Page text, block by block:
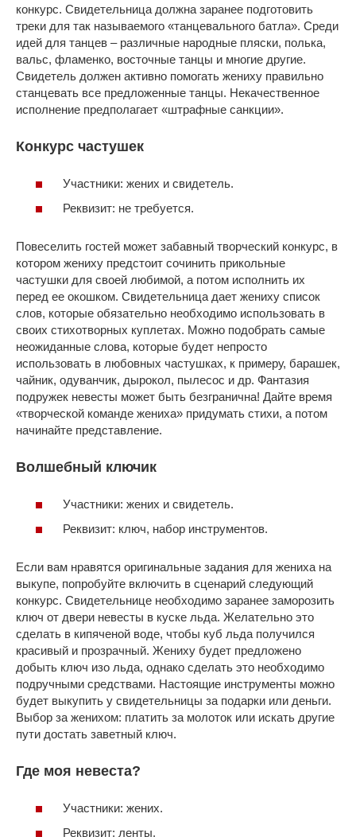
конкурс. Свидетельница должна заранее подготовить
треки для так называемого «танцевального батла». Среди
идей для танцев – различные народные пляски, полька,
вальс, фламенко, восточные танцы и многие другие.
Свидетель должен активно помогать жениху правильно
станцевать все предложенные танцы. Некачественное
исполнение предполагает «штрафные санкции».
Конкурс частушек
Участники: жених и свидетель.
Реквизит: не требуется.
Повеселить гостей может забавный творческий конкурс, в
котором жениху предстоит сочинить прикольные
частушки для своей любимой, а потом исполнить их
перед ее окошком. Свидетельница дает жениху список
слов, которые обязательно необходимо использовать в
своих стихотворных куплетах. Можно подобрать самые
неожиданные слова, которые будет непросто
использовать в любовных частушках, к примеру, барашек,
чайник, одуванчик, дырокол, пылесос и др. Фантазия
подружек невесты может быть безгранична! Дайте время
«творческой команде жениха» придумать стихи, а потом
начинайте представление.
Волшебный ключик
Участники: жених и свидетель.
Реквизит: ключ, набор инструментов.
Если вам нравятся оригинальные задания для жениха на
выкупе, попробуйте включить в сценарий следующий
конкурс. Свидетельнице необходимо заранее заморозить
ключ от двери невесты в куске льда. Желательно это
сделать в кипяченой воде, чтобы куб льда получился
красивый и прозрачный. Жениху будет предложено
добыть ключ изо льда, однако сделать это необходимо
подручными средствами. Настоящие инструменты можно
будет выкупить у свидетельницы за подарки или деньги.
Выбор за женихом: платить за молоток или искать другие
пути достать заветный ключ.
Где моя невеста?
Участники: жених.
Реквизит: ленты.